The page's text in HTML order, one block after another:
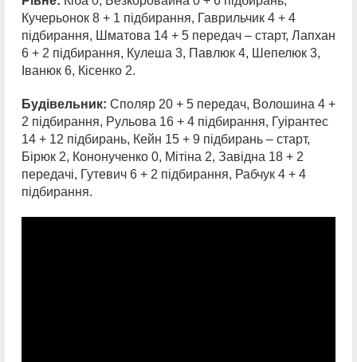
Кучерьонок 8 + 1 підбирання, Гаврильчик 4 + 4
підбирання, Шматова 14 + 5 передач – старт, Лапхан
6 + 2 підбирання, Кулеша 3, Павлюк 4, Шепелюк 3,
Іванюк 6, Кісенко 2.
Будівельник: Споляр 20 + 5 передач, Волошина 4 +
2 підбирання, Рульова 16 + 4 підбирання, Гуірантес
14 + 12 підбирань, Кейн 15 + 9 підбирань – старт,
Бірюк 2, Кононученко 0, Мітіна 2, Завідна 18 + 2
передачі, Гутевич 6 + 2 підбирання, Рабчук 4 + 4
підбирання.